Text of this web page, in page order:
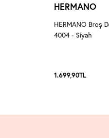
HERMANO
HERMANO Broş
4004 - Siyah
1.699,90TL